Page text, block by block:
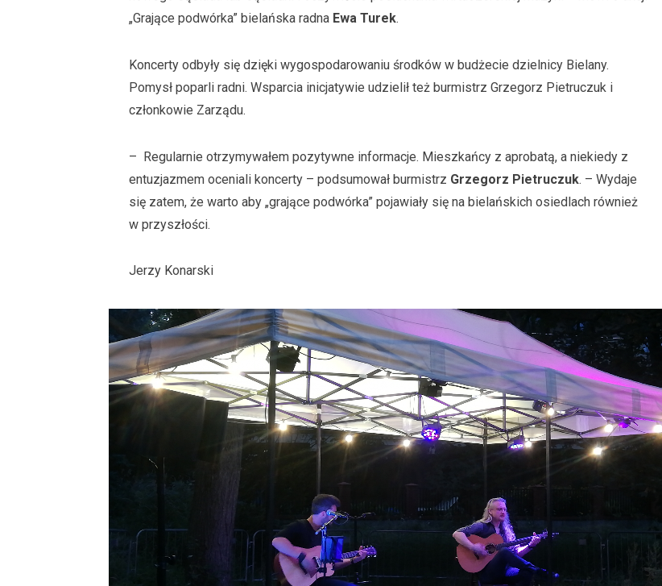
„Grające podwórka” bielańska radna Ewa Turek.
Koncerty odbyły się dzięki wygospodarowaniu środków w budżecie dzielnicy Bielany.
Pomysł poparli radni. Wsparcia inicjatywie udzielił też burmistrz Grzegorz Pietruczuk i
członkowie Zarządu.
– Regularnie otrzymywałem pozytywne informacje. Mieszkańcy z aprobatą, a niekiedy z
entuzjazmem oceniali koncerty – podsumował burmistrz Grzegorz Pietruczuk. – Wydaje
się zatem, że warto aby „grające podwórka” pojawiały się na bielańskich osiedlach również
w przyszłości.
Jerzy Konarski